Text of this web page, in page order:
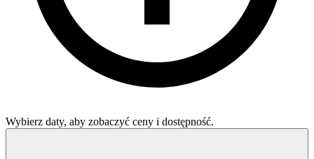
Wybierz daty, aby zobaczyć ceny i dostępność.